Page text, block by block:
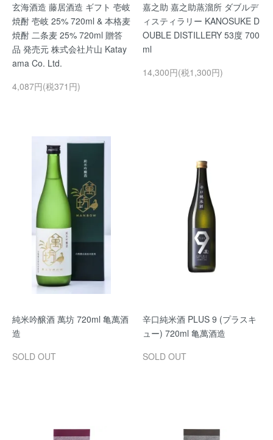
玄海酒造 藤居酒造 ギフト 壱岐
焼酎 壱岐 25% 720ml & 本格麦
焼酎 二条麦 25% 720ml 贈答
品 発売元 株式会社片山 Katay
ama Co. Ltd.
4,087円(税371円)
嘉之助 嘉之助蒸溜所 ダブルデ
ィスティラリー KANOSUKE D
OUBLE DISTILLERY 53度 700
ml
14,300円(税1,300円)
純米吟醸酒 萬坊 720ml 亀萬酒
造
SOLD OUT
辛口純米酒 PLUS 9 (プラスキ
ュー) 720ml 亀萬酒造
SOLD OUT